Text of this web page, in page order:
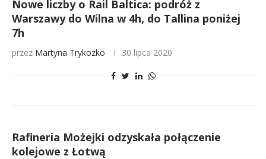
Nowe liczby o Rail Baltica: podróż z
Warszawy do Wilna w 4h, do Tallina poniżej
7h
przez Martyna Trykozko 30 lipca 2020
Rafineria Możejki odzyskała połączenie
kolejowe z Łotwą